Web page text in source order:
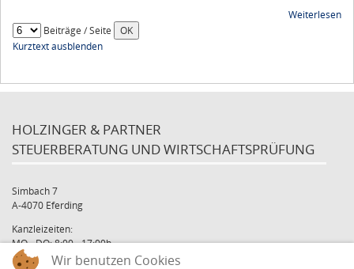
Weiterlesen
Beiträge / Seite
Kurztext ausblenden
HOLZINGER & PARTNER
STEUERBERATUNG UND WIRTSCHAFTSPRÜFUNG
Simbach 7
A-4070 Eferding
Kanzleizeiten:
MO - DO: 8:00 - 17:00h
FR: 8:00 - 12:00hWir benutzen Cookies